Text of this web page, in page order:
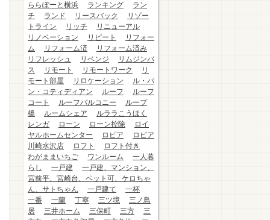
ららぽーと横浜
ランキング
ラン
チ
ランド リースバック
リゾー
トライン
リッチ
リニューアル
リノベーション
リピート
リフォー
ム
リフォーム済
リフォーム済み
リフレッシュ
リベンジ
リムジンバ
ス
リモート リモートワーク
リ
モート部屋
リロケーション
ル・パ
ン・コティディアン
ルーフ
ルーフ
コート
ルーフバルコニー
ループ
橋
ルームシェア
ルララこうほく
レンガ
ローン ローン控除
ロイ
ヤルホームセンター
ロピア
ロピア
川崎水沢店
ロフト
ロフト付き
わがままいちご
ワンルーム
一人暮
らし
一戸建
一戸建、マンション、
宮前平、宮崎台、ペット可、ケロちゃ
ん、サトちゃん
一戸建て
一杯
一番
一蘭 丁寧 三ツ境
三ノ鳥
居
三井ホーム 三保町 三方
三